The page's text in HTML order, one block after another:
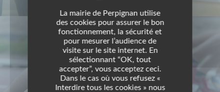
La mairie de Perpignan utilise
des cookies pour assurer le bon
fonctionnement, la sécurité et
pour mesurer l’audience de
visite sur le site internet. En
sélectionnant “OK, tout
accepter”, vous acceptez ceci.
Dans le cas où vous refusez «
Interdire tous les cookies » nous